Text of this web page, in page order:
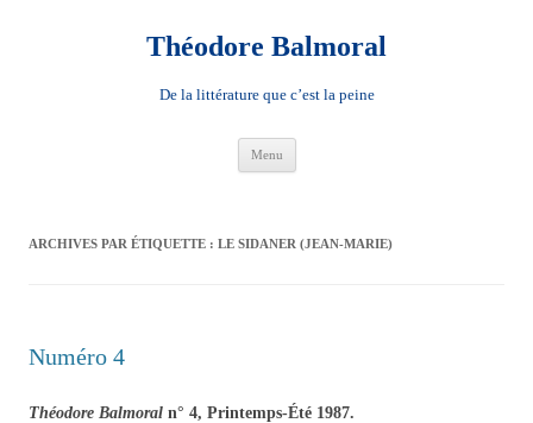
Théodore Balmoral
De la littérature que c’est la peine
Menu
ARCHIVES PAR ÉTIQUETTE : LE SIDANER (JEAN-MARIE)
Numéro 4
Théodore Balmoral n° 4, Printemps-Été 1987.